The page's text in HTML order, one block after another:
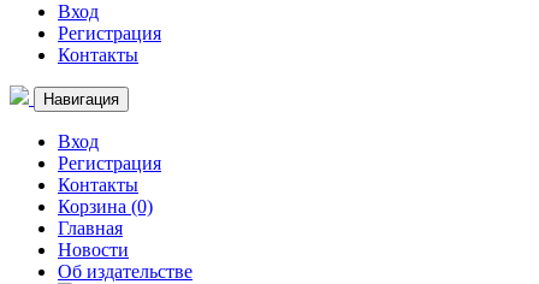
Вход
Регистрация
Контакты
Навигация
Вход
Регистрация
Контакты
Корзина (0)
Главная
Новости
Об издательстве